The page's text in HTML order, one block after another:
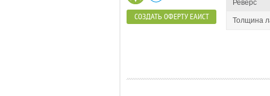
Реверс
Толщина
СОЗДАТЬ ОФЕРТУ ЕАИСТ